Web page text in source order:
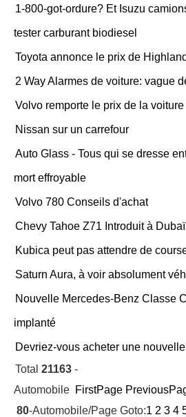
1-800-got-ordure? Et Isuzu
tester carburant biodiesel
Toyota annonce le prix de
2 Way Alarmes de voiture: vague
Volvo remporte le prix de la
Nissan sur un carrefour
Auto Glass - Tous qui se dresse
mort effroyable
Volvo 780 Conseils d'achat
Chevy Tahoe Z71 Introduit à Dubaï
Kubica peut pas attendre de
Saturn Aura, à voir absolument
Nouvelle Mercedes-Benz Classe
implanté
Devriez-vous acheter une
Total 21163 -
Automobile FirstPage
80-Automobile/Page Goto:1 2 3 4